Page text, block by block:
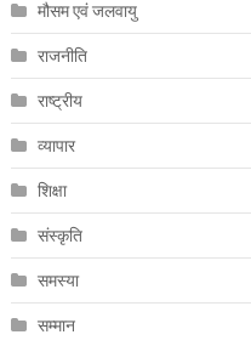
मौसम एवं जलवायु
राजनीति
राष्ट्रीय
व्यापार
शिक्षा
संस्कृति
समस्या
सम्मान